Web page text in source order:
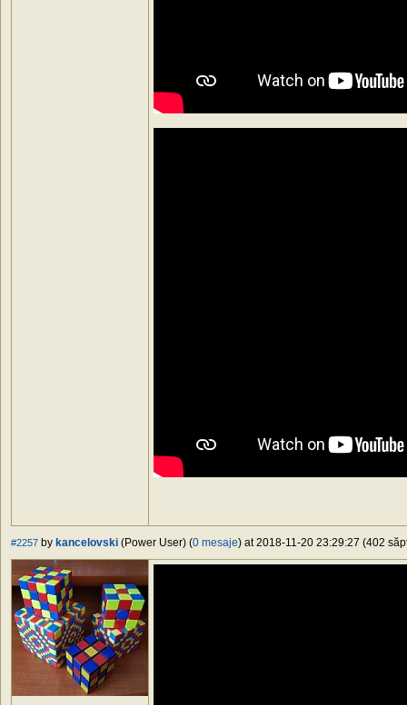
#2257 by kancelovski (Power User) (0 mesaje) at 2018-11-20 23:29:27 (402